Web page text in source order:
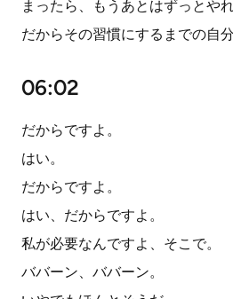
まったら、もうあとはずっとや
だからその習慣にするまでの自分
06:02
だからですよ。
はい。
だからですよ。
はい、だからですよ。
私が必要なんですよ、そこで。
ババーン、ババーン。